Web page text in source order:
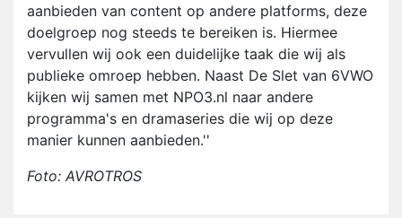
aanbieden van content op andere platforms, deze
doelgroep nog steeds te bereiken is. Hiermee
vervullen wij ook een duidelijke taak die wij als
publieke omroep hebben. Naast De Slet van 6VWO
kijken wij samen met NPO3.nl naar andere
programma's en dramaseries die wij op deze
manier kunnen aanbieden.''
Foto: AVROTROS